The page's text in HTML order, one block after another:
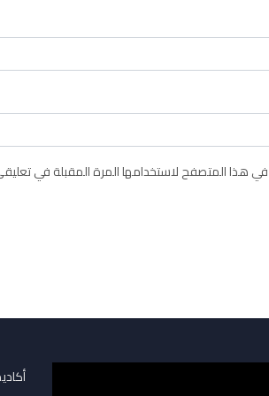
هذا المتصفح لاستخدامها المرة المقبلة في